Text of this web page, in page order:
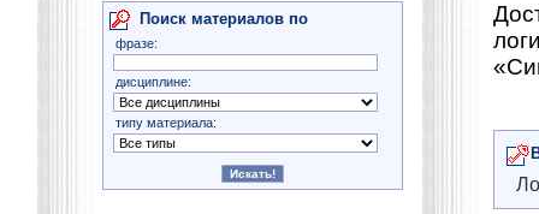
Поиск материалов по
фразе:
дисциплине:
типу материала: